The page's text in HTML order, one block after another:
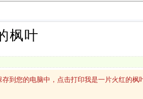
枫叶
到您的电脑中，点击打印我是一片火红的枫